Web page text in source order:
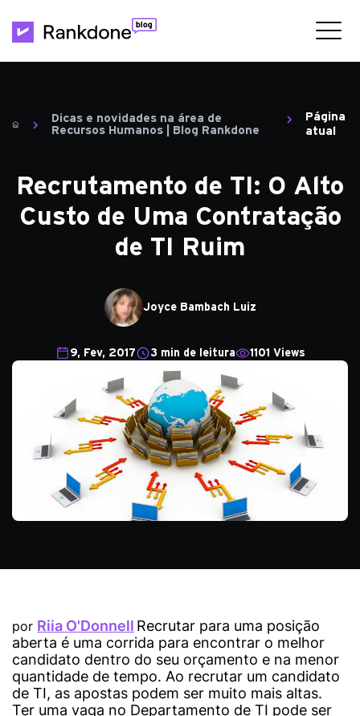
Dicas e novidades na área de
Recursos Humanos | Blog Rankdone
Página
atual
Recrutamento de TI: O Alto
Custo de Uma Contratação
de TI Ruim
Joyce Bambach Luiz
9, Fev, 2017 3 min de leitura 1101 Views
por Riia O'Donnell Recrutar para uma posição
aberta é uma corrida para encontrar o melhor
candidato dentro do seu orçamento e na menor
quantidade de tempo. Ao recrutar um candidato
de TI, as apostas podem ser muito mais altas.
Ter uma vaga no Departamento de TI pode ser